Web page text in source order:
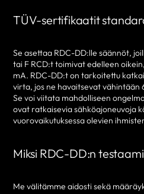
TÜV-sertifikaatit
Se asettaa RDC-DD:lle säännöt,
tai F RCD:t toimivat edelleen
mA. RDC-DD:t on tarkoitettu
virta, jos ne havaitsevat vähintään
Se voi viitata mahdolliseen
ovat ratkaisevia sähköajoneuvoja
vuorovaikutuksessa olevien
Miksi RDC-DD:n
Me välitämme aidosti sekä